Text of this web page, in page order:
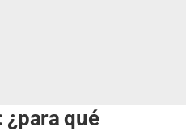
¿para qué